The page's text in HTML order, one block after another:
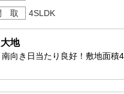
取
4SLDK
地
向き日当たり良好！敷地面積